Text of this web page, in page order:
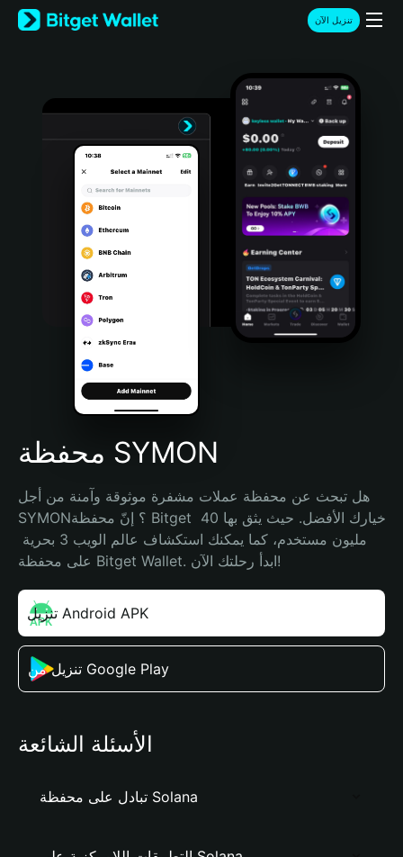
English
日本語
Türkçe
Português (Portugal)
Bahasa Indonesia
Português (Brasil)
Español (Argentina)
تنزيل الآن
محفظة SYMON
هل تبحث عن محفظة عملات مشفرة موثوقة وآمنة من أجل
SYMON؟ إنّ محفظة Bitget خيارك الأفضل. حيث يثق بها 40
على محفظة Bitget Wallet. ابدأ رحلتك الآن!
تنزيل Android APK
تنزيل من Google Play
الأسئلة الشائعة
تبادل على محفظة Solana